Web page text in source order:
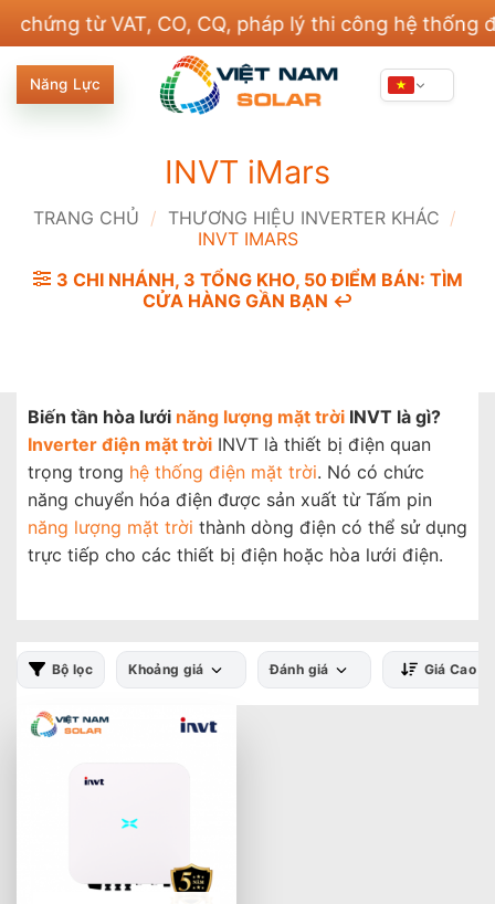
nội
dung
từ VAT, CO, CQ, pháp lý thi công hệ thống điện
Năng Lực
INVT iMars
TRANG CHỦ / THƯƠNG HIỆU INVERTER KHÁC /
INVT IMARS
3 CHI NHÁNH, 3 TỔNG KHO, 50 ĐIỂM BÁN: TÌM
CỬA HÀNG GẦN BẠN ↩️
Biến tần hòa lưới năng lượng mặt trời INVT là gì?
Inverter điện mặt trời INVT là thiết bị điện quan
trọng trong hệ thống điện mặt trời. Nó có chức
năng chuyển hóa điện được sản xuất từ Tấm pin
năng lượng mặt trời thành dòng điện có thể sử dụng
trực tiếp cho các thiết bị điện hoặc hòa lưới điện.
Bộ lọc Khoảng giá Đánh giá Giá Cao -